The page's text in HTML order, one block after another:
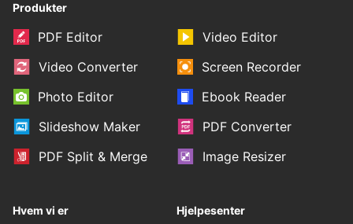
Produkter
PDF Editor
Video Editor
Video Converter
Screen Recorder
Photo Editor
Ebook Reader
Slideshow Maker
PDF Converter
PDF Split & Merge
Image Resizer
Hvem vi er Hjelpesenter